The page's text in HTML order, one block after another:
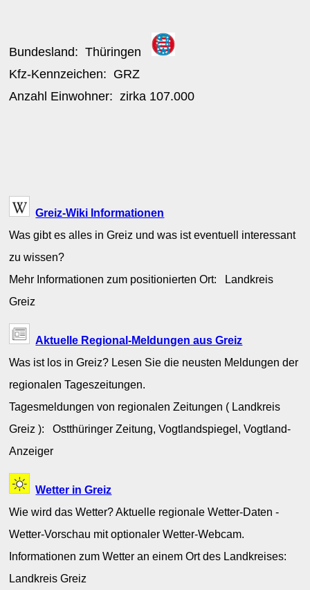
Bundesland:Thüringen
Kfz-Kennzeichen: GRZ
Anzahl Einwohner: zirka 107.000
Greiz-Wiki Informationen
Was gibt es alles in Greiz und was ist eventuell interessant
zu wissen?
Mehr Informationen zum positionierten Ort: Landkreis
Greiz
Aktuelle Regional-Meldungen aus Greiz
Was ist los in Greiz? Lesen Sie die neusten Meldungen der
regionalen Tageszeitungen.
Tagesmeldungen von regionalen Zeitungen ( Landkreis
Greiz ): Ostthüringer Zeitung, Vogtlandspiegel, Vogtland-
Anzeiger
Wetter in Greiz
Wie wird das Wetter? Aktuelle regionale Wetter-Daten -
Wetter-Vorschau mit optionaler Wetter-Webcam.
Informationen zum Wetter an einem Ort des Landkreises:
Landkreis Greiz